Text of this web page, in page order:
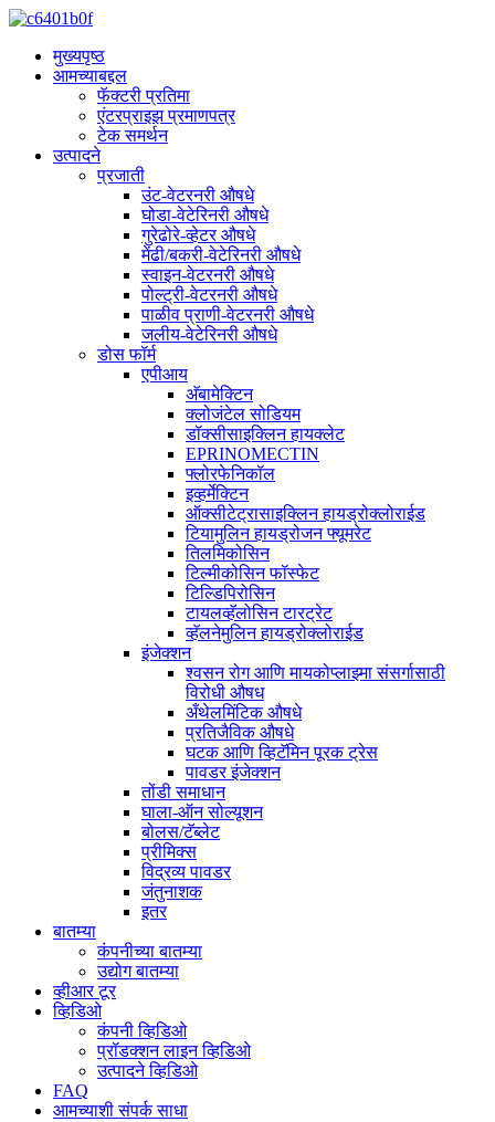
मुख्यपृष्ठ
आमच्याबद्दल
फॅक्टरी प्रतिमा
एंटरप्राइझ प्रमाणपत्र
टेक समर्थन
उत्पादने
प्रजाती
उंट-वेटरनरी औषधे
घोडा-वेटेरिनरी औषधे
गुरेढोरे-व्हेटर औषधे
मेंढी/बकरी-वेटेरिनरी औषधे
स्वाइन-वेटरनरी औषधे
पोल्ट्री-वेटरनरी औषधे
पाळीव प्राणी-वेटरनरी औषधे
जलीय-वेटेरिनरी औषधे
डोस फॉर्म
एपीआय
अ‍ॅबामेक्टिन
क्लोजंटेल सोडियम
डॉक्सीसाइक्लिन हायक्लेट
EPRINOMECTIN
फ्लोरफेनिकॉल
इव्हर्मेक्टिन
ऑक्सीटेट्रासाइक्लिन हायड्रोक्लोराईड
टियामुलिन हायड्रोजन फ्यूमरेट
तिलमिकोसिन
टिल्मीकोसिन फॉस्फेट
टिल्डिपिरोसिन
टायलव्हॅलोसिन टारट्रेट
व्हॅलनेमुलिन हायड्रोक्लोराईड
इंजेक्शन
श्वसन रोग आणि मायकोप्लाझ्मा संसर्गासाठी
विरोधी औषध
अँथेलमिंटिक औषधे
प्रतिजैविक औषधे
घटक आणि व्हिटॅमिन पूरक ट्रेस
पावडर इंजेक्शन
तोंडी समाधान
घाला-ऑन सोल्यूशन
बोलस/टॅब्लेट
प्रीमिक्स
विद्रव्य पावडर
जंतुनाशक
इतर
बातम्या
कंपनीच्या बातम्या
उद्योग बातम्या
व्हीआर टूर
व्हिडिओ
कंपनी व्हिडिओ
प्रॉडक्शन लाइन व्हिडिओ
उत्पादने व्हिडिओ
FAQ
आमच्याशी संपर्क साधा